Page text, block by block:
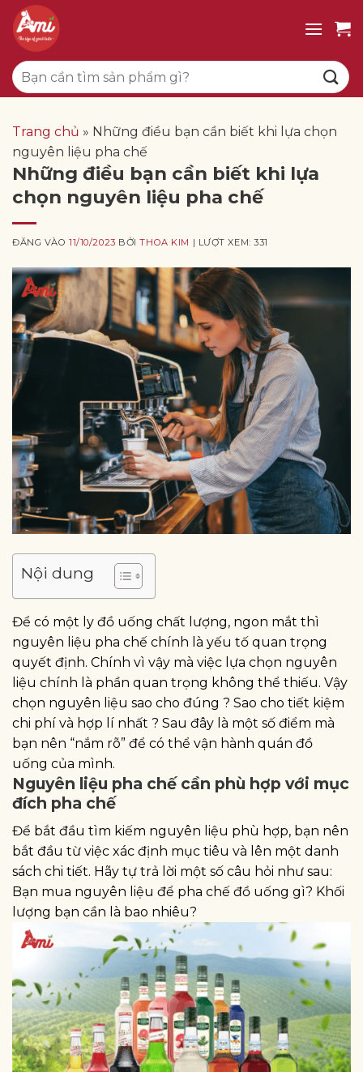
qua
dung
Tìm
kiếm:
Trang chủ » Những điều bạn cần biết khi lựa chọn
nguyên liệu pha chế
Những điều bạn cần biết khi lựa
chọn nguyên liệu pha chế
ĐĂNG VÀO11/10/2023 BỞITHOA KIM | LƯỢT XEM: 331
Nội dung
Để có một ly đồ uống chất lượng, ngon mắt thì
nguyên liệu pha chế chính là yếu tố quan trọng
quyết định. Chính vì vậy mà việc lựa chọn nguyên
liệu chính là phần quan trọng không thể thiếu. Vậy
chọn nguyên liệu sao cho đúng ? Sao cho tiết kiệm
chi phí và hợp lí nhất ? Sau đây là một số điểm mà
bạn nên “nắm rõ” để có thể vận hành quán đồ
uống của mình.
Nguyên liệu pha chế cần phù hợp với mục
đích pha chế
Để bắt đầu tìm kiếm nguyên liệu phù hợp, bạn nên
bắt đầu từ việc xác định mục tiêu và lên một danh
sách chi tiết. Hãy tự trả lời một số câu hỏi như sau:
Bạn mua nguyên liệu để pha chế đồ uống gì? Khối
lượng bạn cần là bao nhiêu?